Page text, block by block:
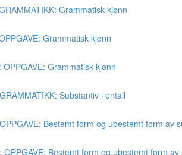
Grammatisk kjønn
Grammatisk kjønn
OPPGAVE: Grammatisk kjønn
Substantiv i entall
Bestemt form og ubestemt form av
OPPGAVE: Bestemt form og ubestemt form av